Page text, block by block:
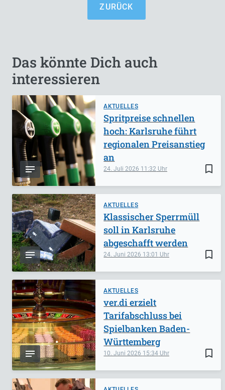
ZURÜCK
Das könnte Dich auch
interessieren
AKTUELLES
bookmark_border
24. Juli 2026 11:32
Spritpreise schnellen
hoch: Karlsruhe führt
regionalen Preisanstieg
an
AKTUELLES
bookmark_border
24. Juni 2026 13:01
Klassischer Sperrmüll
soll in Karlsruhe
abgeschafft werden
AKTUELLES
bookmark_border
10. Juni 2026 15:34
ver.di erzielt
Tarifabschluss bei
Spielbanken Baden-
Württemberg